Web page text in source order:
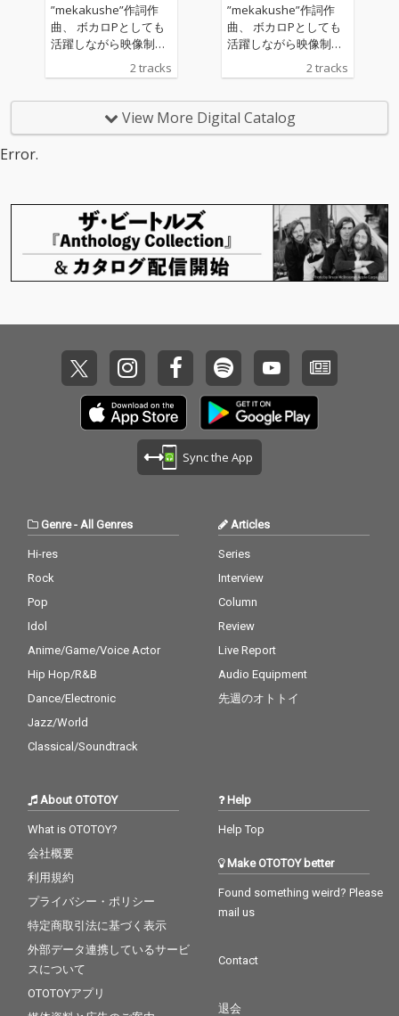
”mekakushe”作詞作
曲、 ボカロPとしても
活躍しながら映像制作
やDJ活動も行うフロク
ロが編曲を手掛ける。
usheの有機的なボーカ
ルと、フロクロらしさ
2 tracks
”mekakushe”作詞作
曲、 ボカロPとしても
活躍しながら映像制作
やDJ活動も行うフロク
ロが編曲を手掛ける。
usheの有機的なボーカ
ルと、フロクロらしさ
2 tracks
View More Digital Catalog
Error.
Sync the App
Genre- All Genres
Hi-res
Rock
Pop
Idol
Anime/Game/Voice Actor
Hip Hop/R&B
Dance/Electronic
Jazz/World
Classical/Soundtrack
Articles
Series
Interview
Column
Review
Live Report
Audio Equipment
先週のオトトイ
About OTOTOY
What is OTOTOY?
会社概要
利用規約
プライバシー・ポリシー
特定商取引法に基づく表示
外部データ連携しているサービ
スについて
OTOTOYアプリ
Help
Help Top
Make OTOTOY better
Found something weird? Please
mail us
Contact
退会